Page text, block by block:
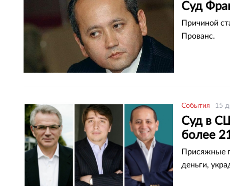
Суд
Причиной
Прованс.
События 15
Суд в
более
Присяжные
деньги,